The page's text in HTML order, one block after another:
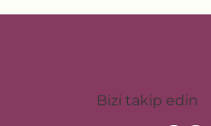
Bizi takip edin